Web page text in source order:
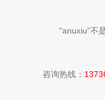
“anuxiu”不是
咨询热线：